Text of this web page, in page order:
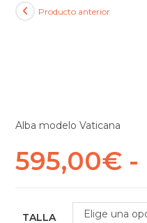
Producto anterior
Alba modelo Vaticana
595,00€ -
TALLA Elige una